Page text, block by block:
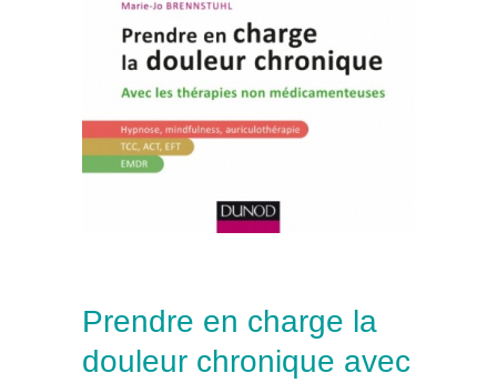
Prendre en charge la
douleur chronique avec